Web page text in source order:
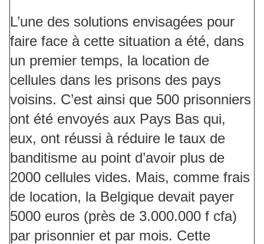
L’une des solutions envisagées pour
faire face à cette situation a été, dans
un premier temps, la location de
cellules dans les prisons des pays
voisins. C’est ainsi que 500 prisonniers
ont été envoyés aux Pays Bas qui,
eux, ont réussi à réduire le taux de
banditisme au point d’avoir plus de
2000 cellules vides. Mais, comme frais
de location, la Belgique devait payer
5000 euros (près de 3.000.000 f cfa)
par prisonnier et par mois. Cette